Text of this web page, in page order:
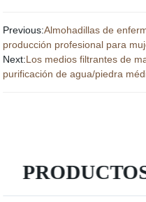
Previous:Almohadillas de
producción profesional para
Next:Los medios filtrantes de
purificación de agua/piedra